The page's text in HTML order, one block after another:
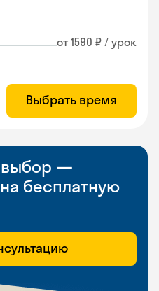
от 1590 ₽ / урок
Выбрать время
выбор —
бесплатную